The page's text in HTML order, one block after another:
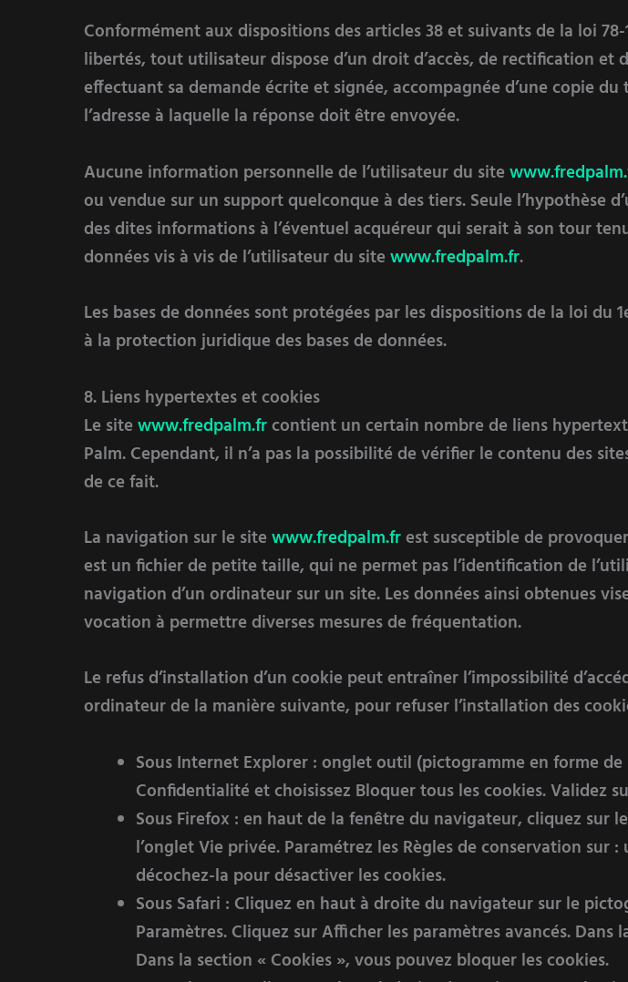
Conformément aux dispositions des articles 38 et suivants de la loi
libertés, tout utilisateur dispose d’un droit d’accès, de rectification et
effectuant sa demande écrite et signée, accompagnée d’une copie
l’adresse à laquelle la réponse doit être envoyée.
Aucune information personnelle de l’utilisateur du site
ou vendue sur un support quelconque à des tiers. Seule l’hypothèse
des dites informations à l’éventuel acquéreur qui serait à son tour
données vis à vis de l’utilisateur du site www.fredpalm.fr.
Les bases de données sont protégées par les dispositions de la loi du
à la protection juridique des bases de données.
8. Liens hypertextes et cookies
Le site www.fredpalm.frcontient un certain nombre de liens
Palm. Cependant, il n’a pas la possibilité de vérifier le contenu des
de ce fait.
La navigation sur le site www.fredpalm.frest susceptible de
est un fichier de petite taille, qui ne permet pas l’identification de
navigation d’un ordinateur sur un site. Les données ainsi obtenues
vocation à permettre diverses mesures de fréquentation.
Le refus d’installation d’un cookie peut entraîner l’impossibilité
ordinateur de la manière suivante, pour refuser l’installation des
Sous Internet Explorer : onglet outil (pictogramme en forme
Confidentialité et choisissez Bloquer tous les cookies. Validez
Sous Firefox : en haut de la fenêtre du navigateur, cliquez sur
l’onglet Vie privée. Paramétrez les Règles de conservation sur
décochez-la pour désactiver les cookies.
Sous Safari : Cliquez en haut à droite du navigateur sur le
Paramètres. Cliquez sur Afficher les paramètres avancés.
Dans la section « Cookies », vous pouvez bloquer les cookies.